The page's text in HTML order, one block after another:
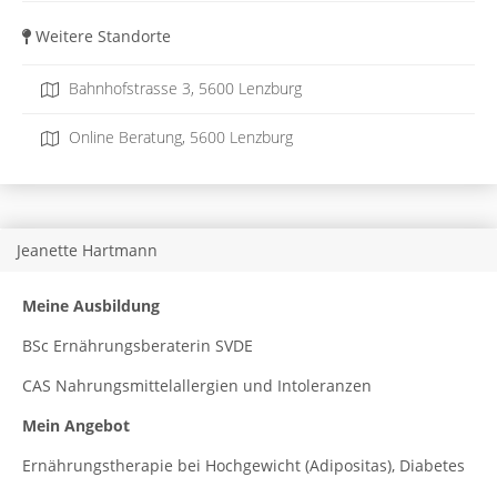
Weitere Standorte
Bahnhofstrasse 3, 5600 Lenzburg
Online Beratung, 5600 Lenzburg
Jeanette Hartmann
Meine Ausbildung
BSc Ernährungsberaterin SVDE
CAS Nahrungsmittelallergien und Intoleranzen
Mein Angebot
Ernährungstherapie bei Hochgewicht (Adipositas), Diabetes